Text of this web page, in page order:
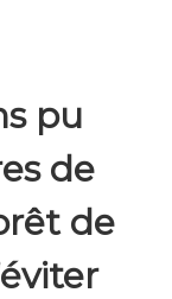
pu
de
de